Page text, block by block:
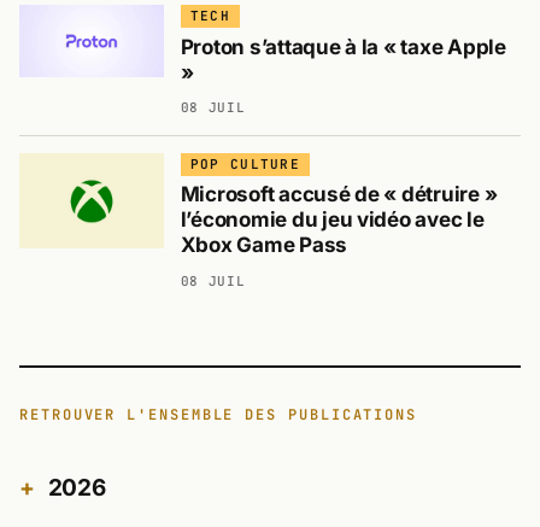
TECH
Proton s’attaque à la « taxe Apple
»
08 JUIL
POP CULTURE
Microsoft accusé de « détruire »
l’économie du jeu vidéo avec le
Xbox Game Pass
08 JUIL
RETROUVER L'ENSEMBLE DES PUBLICATIONS
2026